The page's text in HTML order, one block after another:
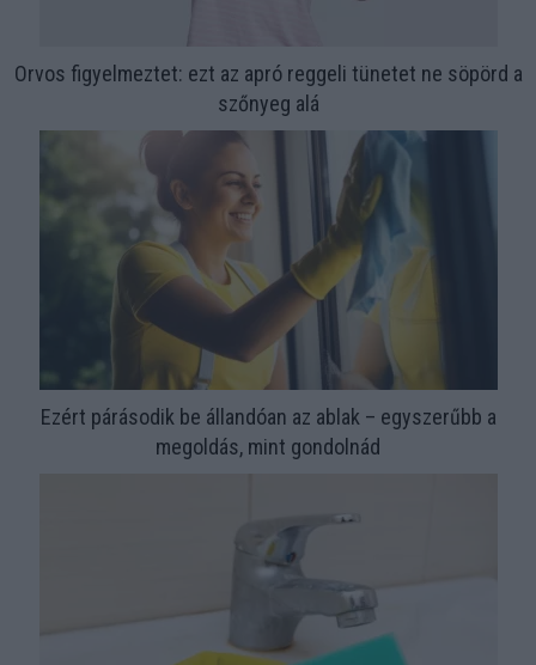
Orvos figyelmeztet: ezt az apró reggeli tünetet ne söpörd a
szőnyeg alá
Ezért párásodik be állandóan az ablak – egyszerűbb a
megoldás, mint gondolnád